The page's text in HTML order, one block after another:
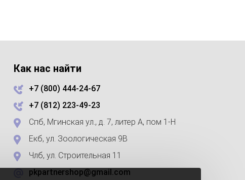
Как нас найти
+7 (800) 444-24-67
+7 (812) 223-49-23
Спб, Мгинская ул., д. 7, литер А, пом 1-Н
Екб, ул. Зоологическая 9В
Члб, ул. Строительная 11
pkpartnershop@gmail.com